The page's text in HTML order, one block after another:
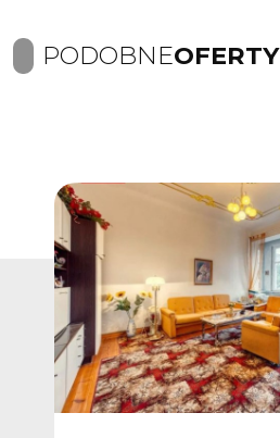
PODOBNEOFERTY
Dodaj do ulubionych